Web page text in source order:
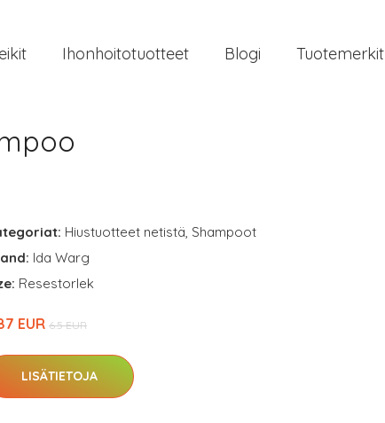
Ihonhoitotuotteet Blogi Tuotemerkit
Hiustuotteet netistä, Shampoot
Ida Warg
Resestorlek
EUR 6.5 EUR
LISÄTIETOJA